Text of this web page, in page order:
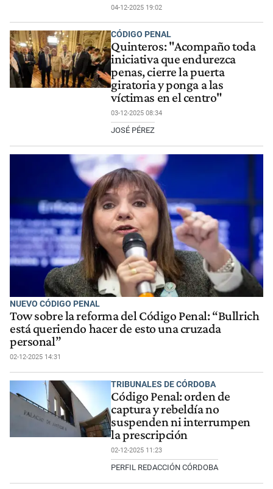
04-12-2025 19:02
CÓDIGO PENAL
Quinteros: "Acompaño toda
iniciativa que endurezca
penas, cierre la puerta
giratoria y ponga a las
víctimas en el centro"
03-12-2025 08:34
JOSÉ PÉREZ
NUEVO CÓDIGO PENAL
Tow sobre la reforma del Código Penal: “Bullrich
está queriendo hacer de esto una cruzada
personal”
02-12-2025 14:31
TRIBUNALES DE CÓRDOBA
Código Penal: orden de
captura y rebeldía no
suspenden ni interrumpen
la prescripción
02-12-2025 11:23
PERFIL REDACCIÓN CÓRDOBA